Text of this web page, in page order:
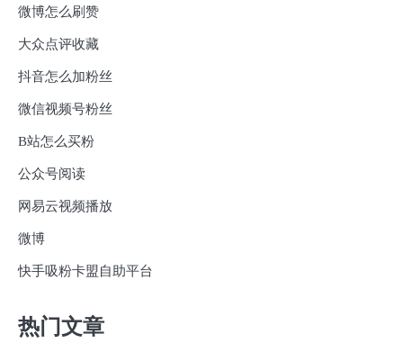
微博怎么刷赞
大众点评收藏
抖音怎么加粉丝
微信视频号粉丝
B站怎么买粉
公众号阅读
网易云视频播放
微博
快手吸粉卡盟自助平台
热门文章